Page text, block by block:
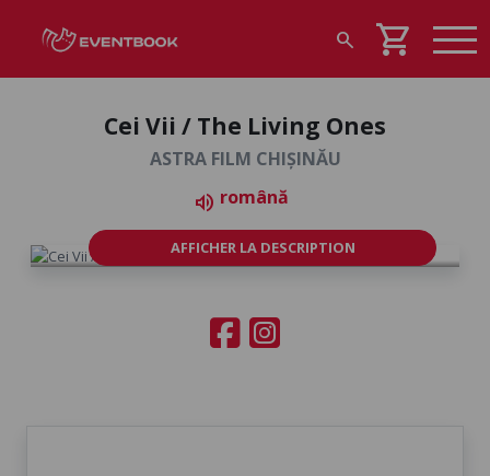
search shopping_cart
Cei Vii / The Living Ones
ASTRA FILM CHIȘINĂU
volume_up română
AFFICHER LA DESCRIPTION